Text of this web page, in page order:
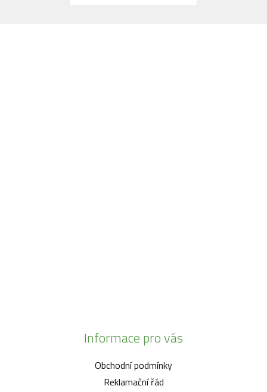
Informace pro vás
Obchodní podmínky
Reklamační řád